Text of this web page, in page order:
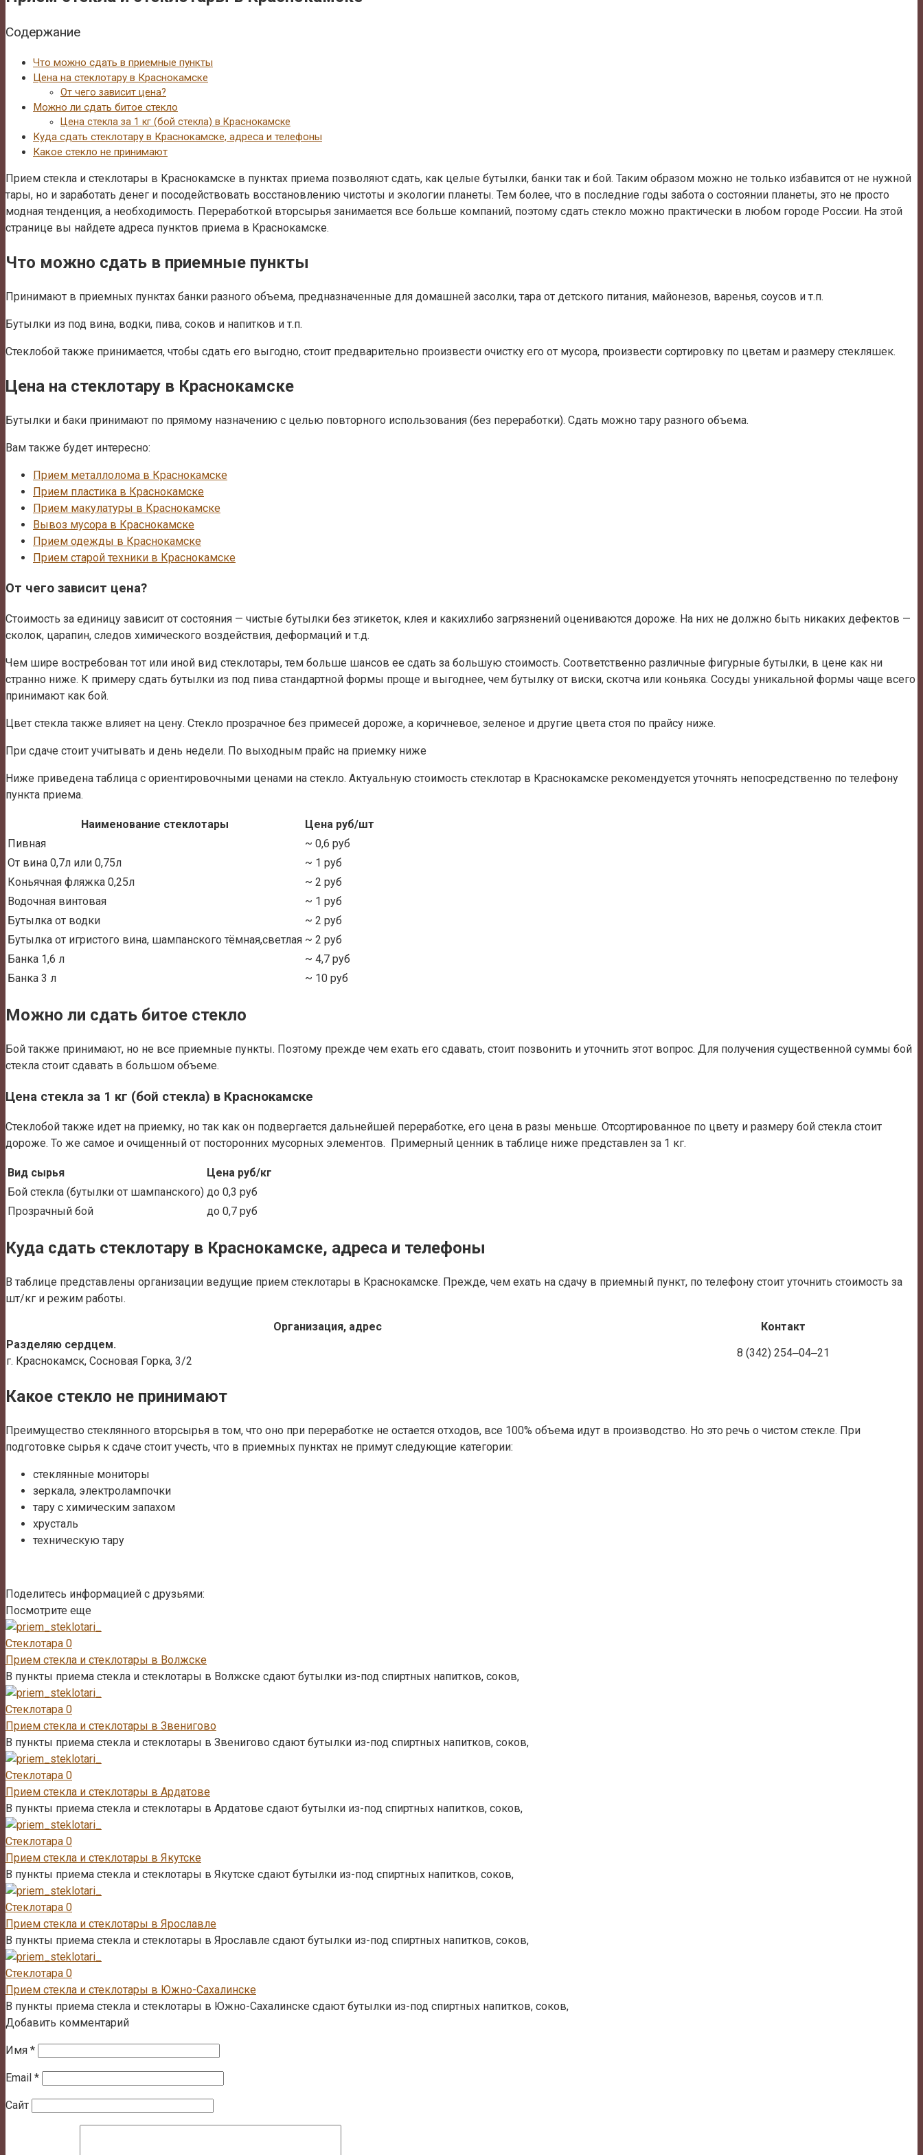
Содержание
Что можно сдать в приемные пункты
Цена на стеклотару в Краснокамске
От чего зависит цена?
Можно ли сдать битое стекло
Цена стекла за 1 кг (бой стекла) в Краснокамске
Куда сдать стеклотару в Краснокамске, адреса и телефоны
Какое стекло не принимают
Прием стекла и стеклотары в Краснокамске в пунктах приема позволяют сдать, как целые бутылки, банки так и бой. Таким образом можно не только избавится от не нужной
тары, но и заработать денег и посодействовать восстановлению чистоты и экологии планеты. Тем более, что в последние годы забота о состоянии планеты, это не просто
модная тенденция, а необходимость. Переработкой вторсырья занимается все больше компаний, поэтому сдать стекло можно практически в любом городе России. На этой
странице вы найдете адреса пунктов приема в Краснокамске.
Что можно сдать в приемные пункты
Принимают в приемных пунктах банки разного объема, предназначенные для домашней засолки, тара от детского питания, майонезов, варенья, соусов и т.п.
Бутылки из под вина, водки, пива, соков и напитков и т.п.
Стеклобой также принимается, чтобы сдать его выгодно, стоит предварительно произвести очистку его от мусора, произвести сортировку по цветам и размеру стекляшек.
Цена на стеклотару в Краснокамске
Бутылки и баки принимают по прямому назначению с целью повторного использования (без переработки). Сдать можно тару разного объема.
Вам также будет интересно:
Прием металлолома в Краснокамске
Прием пластика в Краснокамске
Прием макулатуры в Краснокамске
Вывоз мусора в Краснокамске
Прием одежды в Краснокамске
Прием старой техники в Краснокамске
От чего зависит цена?
Стоимость за единицу зависит от состояния — чистые бутылки без этикеток, клея и какихлибо загрязнений оцениваются дороже. На них не должно быть никаких дефектов —
сколок, царапин, следов химического воздействия, деформаций и т.д.
Чем шире востребован тот или иной вид стеклотары, тем больше шансов ее сдать за большую стоимость. Соответственно различные фигурные бутылки, в цене как ни
странно ниже. К примеру сдать бутылки из под пива стандартной формы проще и выгоднее, чем бутылку от виски, скотча или коньяка. Сосуды уникальной формы чаще всего
принимают как бой.
Цвет стекла также влияет на цену. Стекло прозрачное без примесей дороже, а коричневое, зеленое и другие цвета стоя по прайсу ниже.
При сдаче стоит учитывать и день недели. По выходным прайс на приемку ниже
Ниже приведена таблица с ориентировочными ценами на стекло. Актуальную стоимость стеклотар в Краснокамске рекомендуется уточнять непосредственно по телефону
пункта приема.
Наименование стеклотары
Цена руб/шт
Пивная
~ 0,6 руб
От вина 0,7л или 0,75л
~ 1 руб
Коньячная фляжка 0,25л
~ 2 руб
Водочная винтовая
~ 1 руб
Бутылка от водки
~ 2 руб
Бутылка от игристого вина, шампанского тёмная,светлая ~ 2 руб
Банка 1,6 л
~ 4,7 руб
Банка 3 л
~ 10 руб
Можно ли сдать битое стекло
Бой также принимают, но не все приемные пункты. Поэтому прежде чем ехать его сдавать, стоит позвонить и уточнить этот вопрос. Для получения существенной суммы бой
стекла стоит сдавать в большом объеме.
Цена стекла за 1 кг (бой стекла) в Краснокамске
Стеклобой также идет на приемку, но так как он подвергается дальнейшей переработке, его цена в разы меньше. Отсортированное по цвету и размеру бой стекла стоит
дороже. То же самое и очищенный от посторонних мусорных элементов. Примерный ценник в таблице ниже представлен за 1 кг.
Вид сырья
Цена руб/кг
Бой стекла (бутылки от шампанского) до 0,3 руб
Прозрачный бой
до 0,7 руб
Куда сдать стеклотару в Краснокамске, адреса и телефоны
В таблице представлены организации ведущие прием стеклотары в Краснокамске. Прежде, чем ехать на сдачу в приемный пункт, по телефону стоит уточнить стоимость за
шт/кг и режим работы.
Организация, адрес
Контакт
Разделяю сердцем.
г. Краснокамск, ​Сосновая Горка, 3/2
8 (342) 254‒04‒21
Какое стекло не принимают
Преимущество стеклянного вторсырья в том, что оно при переработке не остается отходов, все 100% объема идут в производство. Но это речь о чистом стекле. При
подготовке сырья к сдаче стоит учесть, что в приемных пунктах не примут следующие категории:
стеклянные мониторы
зеркала, электролампочки
тару с химическим запахом
хрусталь
техническую тару
Поделитесь информацией с друзьями:
Посмотрите еще
Стеклотара 0
Прием стекла и стеклотары в Волжске
В пункты приема стекла и стеклотары в Волжске сдают бутылки из-под спиртных напитков, соков,
Стеклотара 0
Прием стекла и стеклотары в Звенигово
В пункты приема стекла и стеклотары в Звенигово сдают бутылки из-под спиртных напитков, соков,
Стеклотара 0
Прием стекла и стеклотары в Ардатове
В пункты приема стекла и стеклотары в Ардатове сдают бутылки из-под спиртных напитков, соков,
Стеклотара 0
Прием стекла и стеклотары в Якутске
В пункты приема стекла и стеклотары в Якутске сдают бутылки из-под спиртных напитков, соков,
Стеклотара 0
Прием стекла и стеклотары в Ярославле
В пункты приема стекла и стеклотары в Ярославле сдают бутылки из-под спиртных напитков, соков,
Стеклотара 0
Прием стекла и стеклотары в Южно-Сахалинске
В пункты приема стекла и стеклотары в Южно-Сахалинске сдают бутылки из-под спиртных напитков, соков,
Добавить комментарий
Имя *
Email *
Сайт